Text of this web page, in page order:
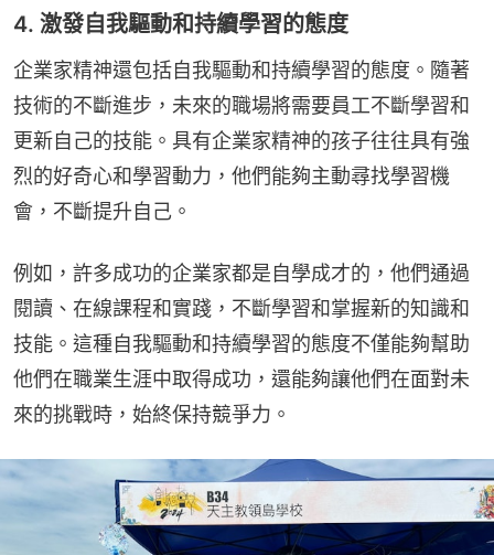
4. 激發自我驅動和持續學習的態度
企業家精神還包括自我驅動和持續學習的態度。隨著
技術的不斷進步，未來的職場將需要員工不斷學習和
更新自己的技能。具有企業家精神的孩子往往具有強
烈的好奇心和學習動力，他們能夠主動尋找學習機
會，不斷提升自己。
例如，許多成功的企業家都是自學成才的，他們通過
閱讀、在線課程和實踐，不斷學習和掌握新的知識和
技能。這種自我驅動和持續學習的態度不僅能夠幫助
他們在職業生涯中取得成功，還能夠讓他們在面對未
來的挑戰時，始終保持競爭力。